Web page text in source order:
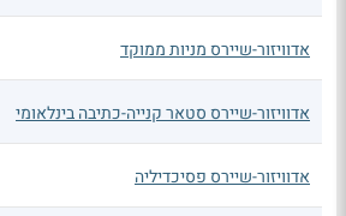
אדוויזור-שיירס מניות ממוקד
אדוויזור-שיירס סטאר קנייה-כתיבה בינלאומי
אדוויזור-שיירס פסיכדיליה